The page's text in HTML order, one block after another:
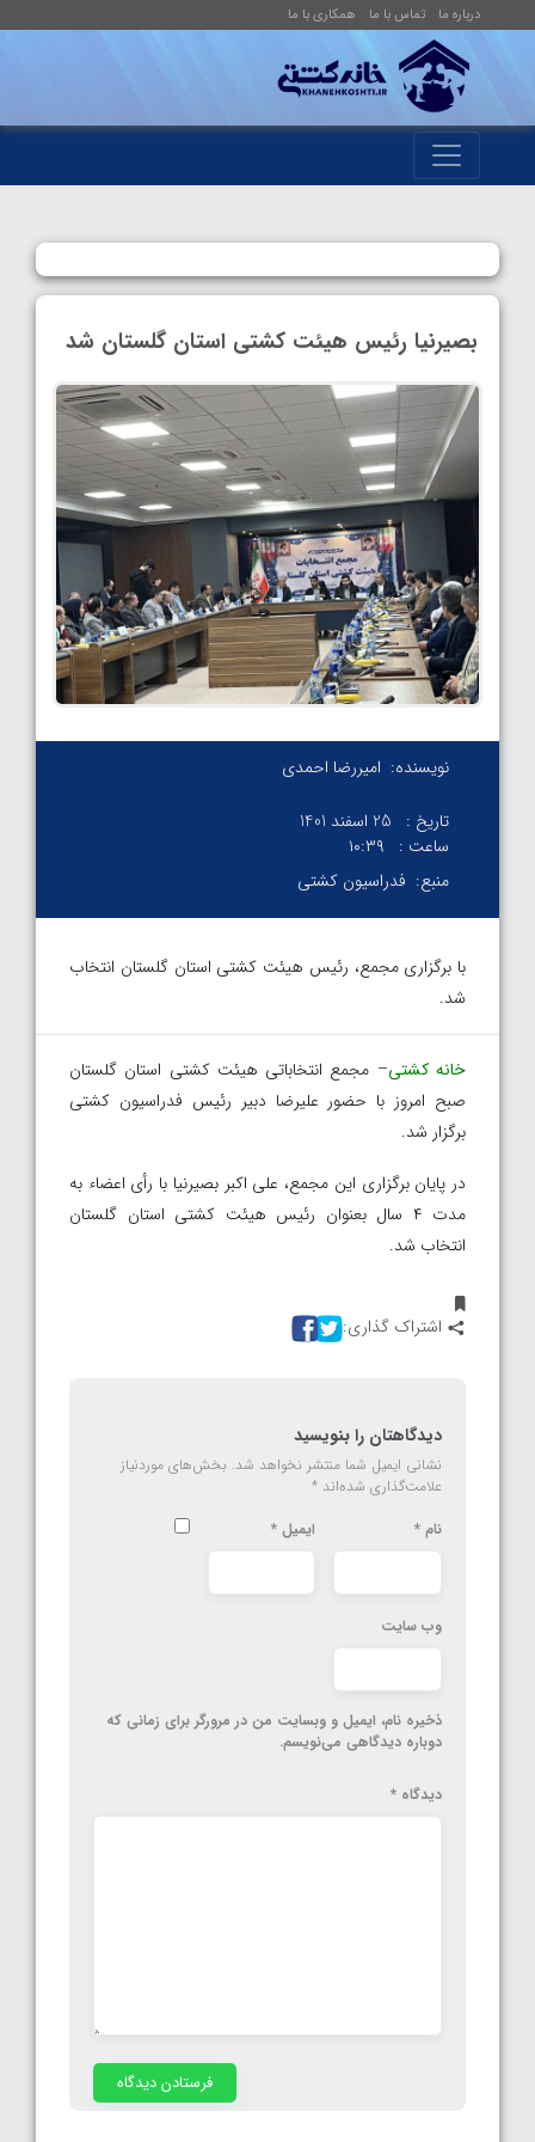
درباره ما تماس با ما همکاری با ما
بصیرنیا رئیس هیئت کشتی استان گلستان شد
نویسنده: امیررضا احمدی
تاریخ :
25 اسفند 1401
ساعت :
۱۰:۳۹
منبع: فدراسیون کشتی
با برگزاری مجمع، رئیس هیئت کشتی استان گلستان انتخاب
شد.
خانه کشتی– مجمع انتخاباتی هیئت کشتی استان گلستان
صبح امروز با حضور علیرضا دبیر رئیس فدراسیون کشتی
برگزار شد.
در پایان برگزاری این مجمع، علی اکبر بصیرنیا با رأی اعضاء به
مدت ۴ سال بعنوان رئیس هیئت کشتی استان گلستان
انتخاب شد.
اشتراک گذاری:
دیدگاهتان را بنویسید
نشانی ایمیل شما منتشر نخواهد شد. بخش‌های موردنیاز
علامت‌گذاری شده‌اند *
نام * ایمیل *
وب‌ سایت
ذخیره نام، ایمیل و وبسایت من در مرورگر برای زمانی که
دوباره دیدگاهی می‌نویسم.
دیدگاه *